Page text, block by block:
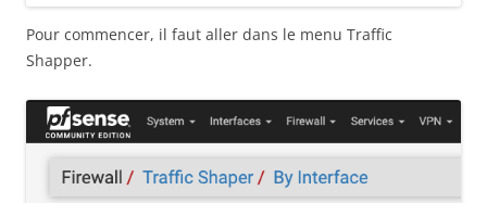
Pour commencer, il faut aller dans le menu Traffic
Shapper.